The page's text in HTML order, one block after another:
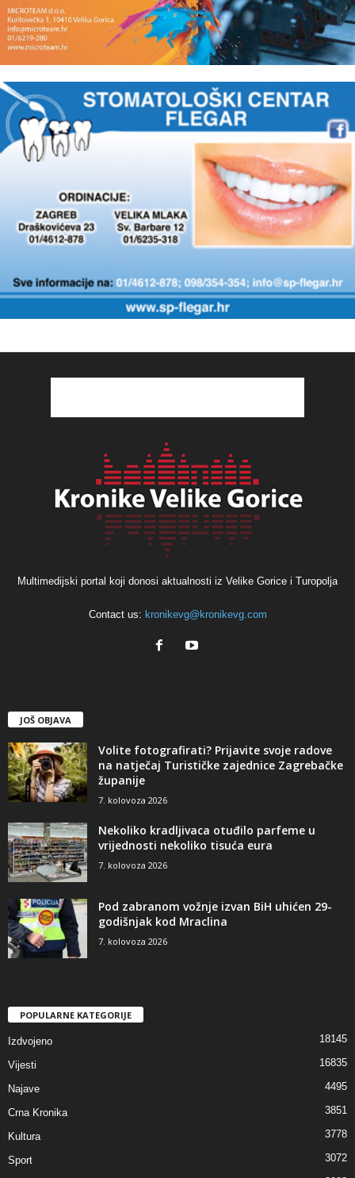
Multimedijski portal koji donosi aktualnosti iz Velike Gorice i Turopolja
Contact us: kronikevg@kronikevg.com
JOŠ OBJAVA
Volite fotografirati? Prijavite svoje radove
na natječaj Turističke zajednice Zagrebačke
županije
7. kolovoza 2026
Nekoliko kradljivaca otuđilo parfeme u
vrijednosti nekoliko tisuća eura
7. kolovoza 2026
Pod zabranom vožnje izvan BiH uhićen 29-
godišnjak kod Mraclina
7. kolovoza 2026
POPULARNE KATEGORIJE
Izdvojeno 18145
Vijesti 16835
Najave 4495
Crna Kronika 3851
Kultura 3778
Sport
3072